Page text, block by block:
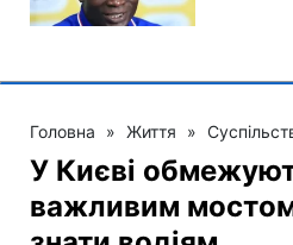
Головна » Життя »
У Києві
важливим